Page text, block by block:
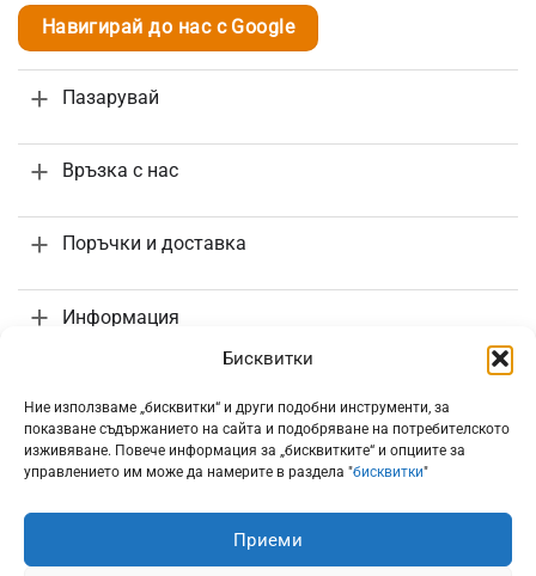
Бисквитки
Ние използваме „бисквитки“ и други подобни инструменти, за
показване съдържанието на сайта и подобряване на потребителското
изживяване. Повече информация за „бисквитките“ и опциите за
управлението им може да намерите в раздела "бисквитки"
Приеми
Навигирай до нас с Google
Пазарувай
Връзка с нас
Поръчки и доставка
Информация
Всички цени са с включено 20% ДДС